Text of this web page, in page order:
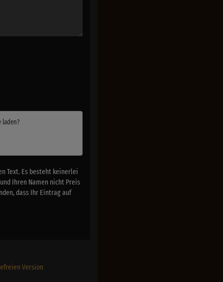
laden?
Text. Es besteht keinerlei
Ihren Namen nicht Preis
dass Ihr Eintrag auf
Version